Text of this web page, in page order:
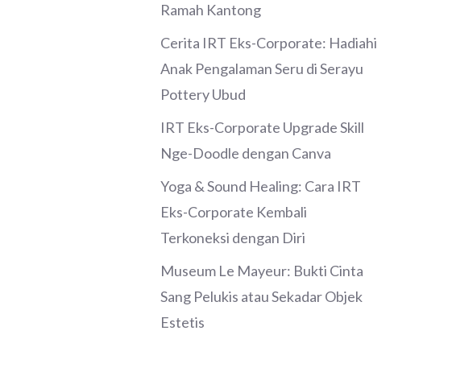
Ramah Kantong
Cerita IRT Eks-Corporate: Hadiahi
Anak Pengalaman Seru di Serayu
Pottery Ubud
IRT Eks-Corporate Upgrade Skill
Nge-Doodle dengan Canva
Yoga & Sound Healing: Cara IRT
Eks-Corporate Kembali
Terkoneksi dengan Diri
Museum Le Mayeur: Bukti Cinta
Sang Pelukis atau Sekadar Objek
Estetis